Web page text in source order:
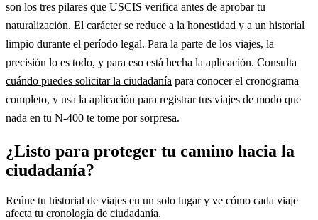
son los tres pilares que USCIS verifica antes de aprobar tu
naturalización. El carácter se reduce a la honestidad y a un historial
limpio durante el período legal. Para la parte de los viajes, la
precisión lo es todo, y para eso está hecha la aplicación. Consulta
cuándo puedes solicitar la ciudadanía para conocer el cronograma
completo, y usa la aplicación para registrar tus viajes de modo que
nada en tu N-400 te tome por sorpresa.
¿Listo para proteger tu camino hacia la
ciudadanía?
Reúne tu historial de viajes en un solo lugar y ve cómo cada viaje
afecta tu cronología de ciudadanía.